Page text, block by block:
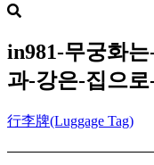
in981-무궁화
과-강은-집으로
行李牌(Luggage Tag)